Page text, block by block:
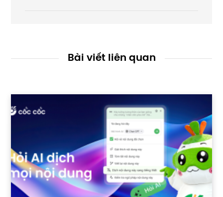
Bài viết liên quan